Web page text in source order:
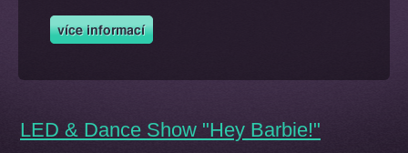
LED & Dance Show "Hey Barbie!"